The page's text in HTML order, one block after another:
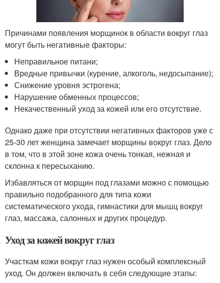
Причинами появления морщинок в области вокруг глаз
могут быть негативные факторы:
Неправильное питани;
Вредные привычки (курение, алкоголь, недосыпание);
Снижение уровня эстрогена;
Нарушение обменных процессов;
Некачественный уход за кожей или его отсутствие.
Однако даже при отсутствии негативных факторов уже с
25-30 лет женщина замечает морщины вокруг глаз. Дело
в том, что в этой зоне кожа очень тонкая, нежная и
склонна к пересыханию.
Избавляться от морщин под глазами можно с помощью
правильно подобранного для типа кожи
систематического ухода, гимнастики для мышц вокруг
глаз, массажа, салонных и других процедур.
Уход за кожей вокруг глаз
Участкам кожи вокруг глаз нужен особый комплексный
уход. Он должен включать в себя следующие этапы: